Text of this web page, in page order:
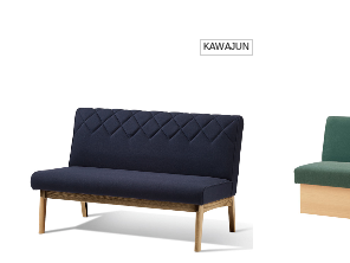
KAWAJUN